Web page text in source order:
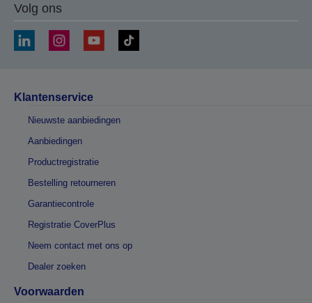
Volg ons
Klantenservice
Nieuwste aanbiedingen
Aanbiedingen
Productregistratie
Bestelling retourneren
Garantiecontrole
Registratie CoverPlus
Neem contact met ons op
Dealer zoeken
Voorwaarden